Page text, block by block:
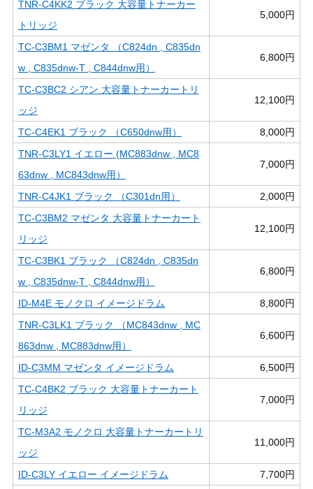
TNR-C4KK2 ブラック 大容量トナーカー
トリッジ
5,000円
TC-C3BM1 マゼンタ （C824dn , C835dn
w , C835dnw-T , C844dnw用）
6,800円
TC-C3BC2 シアン 大容量トナーカートリ
ッジ
12,100円
TC-C4EK1 ブラック （C650dnw用）
8,000円
TNR-C3LY1 イエロー (MC883dnw , MC8
63dnw , MC843dnw用）
7,000円
TNR-C4JK1 ブラック （C301dn用）
2,000円
TC-C3BM2 マゼンタ 大容量トナーカート
リッジ
12,100円
TC-C3BK1 ブラック （C824dn , C835dn
w , C835dnw-T , C844dnw用）
6,800円
ID-M4E モノクロ イメージドラム
8,800円
TNR-C3LK1 ブラック （MC843dnw , MC
863dnw , MC883dnw用）
6,600円
ID-C3MM マゼンタ イメージドラム
6,500円
TC-C4BK2 ブラック 大容量トナーカート
リッジ
7,000円
TC-M3A2 モノクロ 大容量トナーカートリ
ッジ
11,000円
ID-C3LY イエロー イメージドラム
7,700円